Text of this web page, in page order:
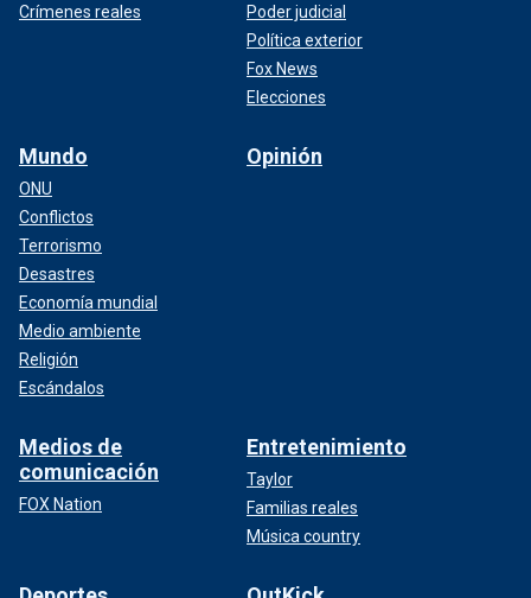
Crímenes reales
Poder judicial
Política exterior
Fox News
Elecciones
Mundo
ONU
Conflictos
Terrorismo
Desastres
Economía mundial
Medio ambiente
Religión
Escándalos
Opinión
Medios de
comunicación
FOX Nation
Entretenimiento
Taylor
Familias reales
Música country